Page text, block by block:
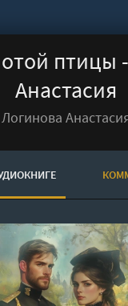
птицы
Анастасия
Логинова